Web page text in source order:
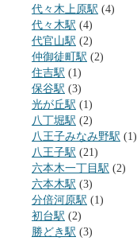
代々木上原駅 (4)
代々木駅 (4)
代官山駅 (2)
仲御徒町駅 (2)
住吉駅 (1)
保谷駅 (3)
光が丘駅 (1)
八丁堀駅 (2)
八王子みなみ野駅 (1)
八王子駅 (21)
六本木一丁目駅 (2)
六本木駅 (3)
分倍河原駅 (1)
初台駅 (2)
勝どき駅 (3)